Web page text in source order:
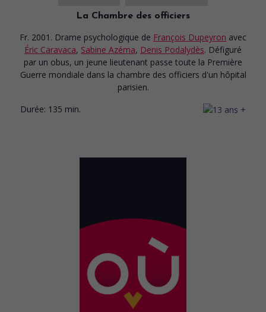
La Chambre des officiers
Fr. 2001. Drame psychologique de François Dupeyron avec
Éric Caravaca, Sabine Azéma, Denis Podalydès. Défiguré
par un obus, un jeune lieutenant passe toute la Première
Guerre mondiale dans la chambre des officiers d'un hôpital
parisien.
Durée: 135 min.